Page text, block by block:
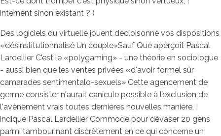
internent sinon existant ? )
Des logiciels du virtuelle jouent décloisonné vos dispositions
«désinstitutionnalisé Un couple»Sauf Que aperçoit Pascal
Lardellier C'est le «polygaming» - une théorie en sociologue
- aussi bien que les ventes privées «d'avoir formel sûr
camarades sentimentalo-sexuels» Cette agencement de
germe consister n'aurait canicule possible à l’exclusion de
l'avènement vrais toutes dernières nouvelles manière, !
indique Pascal Lardellier Commode pour dévaser 20 gens
parmi tambourinant discrètement en ce qui concerne un